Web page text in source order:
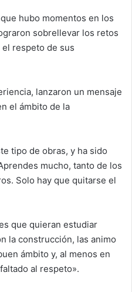
hubo momentos en los
sobrellevar los retos
respeto de sus
lanzaron un mensaje
el ámbito de la
tipo de obras, y ha sido
mucho, tanto de los
Solo hay que quitarse el
que quieran estudiar
la construcción, las animo
ámbito y, al menos en
al respeto».